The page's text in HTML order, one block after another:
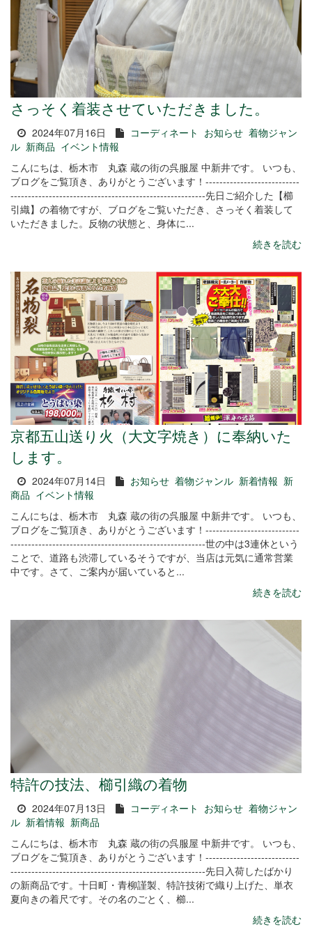
さっそく着装させていただきました。
2024年07月16日 コーディネート お知らせ 着物ジャン
ル 新商品 イベント情報
こんにちは、栃木市 丸森 蔵の街の呉服屋 中新井です。 いつも、
ブログをご覧頂き、ありがとうございます！---------------------------
--------------------------------------------------------先日ご紹介した【櫛
引織】の着物ですが、ブログをご覧いただき、さっそく着装して
いただきました。反物の状態と、身体に...
続きを読む
京都五山送り火（大文字焼き）に奉納いた
します。
2024年07月14日 お知らせ 着物ジャンル 新着情報 新
商品 イベント情報
こんにちは、栃木市 丸森 蔵の街の呉服屋 中新井です。 いつも、
ブログをご覧頂き、ありがとうございます！---------------------------
--------------------------------------------------------世の中は3連休という
ことで、道路も渋滞しているそうですが、当店は元気に通常営業
中です。さて、ご案内が届いていると...
続きを読む
特許の技法、櫛引織の着物
2024年07月13日 コーディネート お知らせ 着物ジャン
ル 新着情報 新商品
こんにちは、栃木市 丸森 蔵の街の呉服屋 中新井です。 いつも、
ブログをご覧頂き、ありがとうございます！---------------------------
--------------------------------------------------------先日入荷したばかり
の新商品です。十日町・青柳謹製、特許技術で織り上げた、単衣
夏向きの着尺です。その名のごとく、櫛...
続きを読む